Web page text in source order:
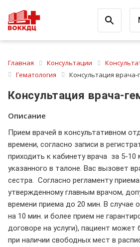
Главная Консультации
Гематология
Консультация врача-
Консультация врача-
Описание
Прием врачей в консультативном
времени, согласно записи в
приходить к кабинету врача за 5-10
указанного в талоне. Вас вызовет
сестра. Согласно регламенту
утвержденному главным врачом,
времени приема до 20 мин. В случае
на 10 мин. и более прием не
договоре на услуги), пациент может
при наличии свободных мест в